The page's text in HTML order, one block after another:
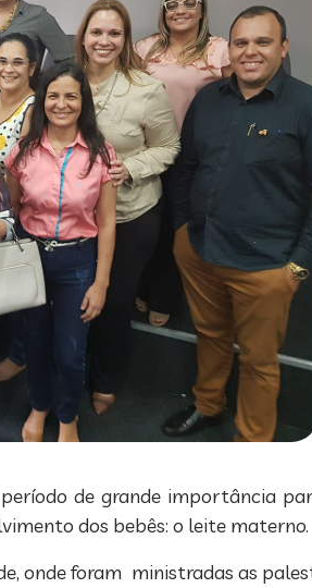
de grande importância
dos bebês: o leite materno.
onde foram ministradas as